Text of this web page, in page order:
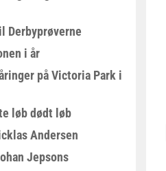
Derbyprøverne
i år
på Victoria Park i
løb dødt løb
Andersen
Jepsons